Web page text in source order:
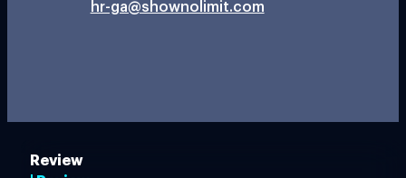
hr-ga@shownolimit.com
Review